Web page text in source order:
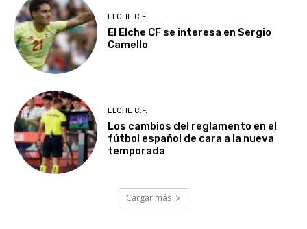
ELCHE C.F.
El Elche CF se interesa en Sergio
Camello
ELCHE C.F.
Los cambios del reglamento en el
fútbol español de cara a la nueva
temporada
Cargar más